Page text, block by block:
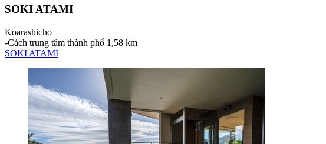
SOKI ATAMI
Koarashicho
‐Cách trung tâm thành phố 1,58 km
SOKI ATAMI